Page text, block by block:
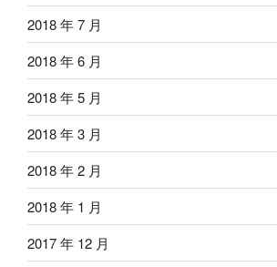
2018 年 7 月
2018 年 6 月
2018 年 5 月
2018 年 3 月
2018 年 2 月
2018 年 1 月
2017 年 12 月